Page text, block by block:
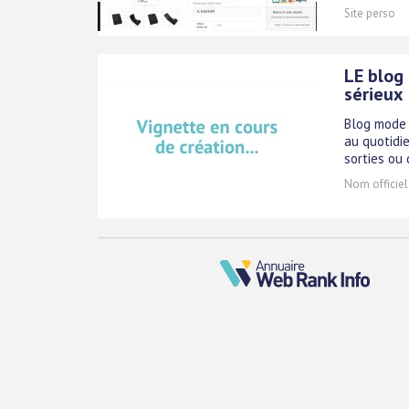
Site perso
LE
sérieux
Blog
au
sorties ou
Nom